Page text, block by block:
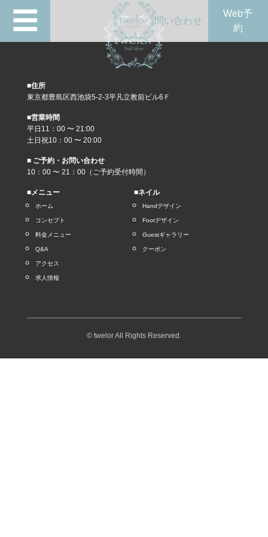
☰ 問い合わせ
Web予
約
■住所
東京都豊島区西池袋5-2-3平凡立教前ビル6Ｆ
■営業時間
平日11：00 〜 21:00
土日祝10：00 〜 20:00
■ ご予約・お問い合わせ
10：00 〜 21：00（ご予約受付時間）
■メニュー
ホーム
コンセプト
料金メニュー
Q&A
アクセス
求人情報
■ネイル
Handデザイン
Footデザイン
Guestギャラリー
クーポン
© twelor All Rights Reserved.